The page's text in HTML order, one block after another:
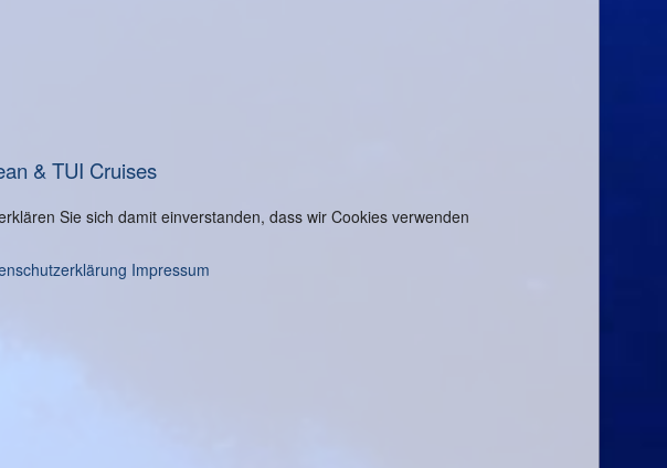
& TUI Cruises
Sie sich damit einverstanden, dass wir Cookies verwenden
Impressum